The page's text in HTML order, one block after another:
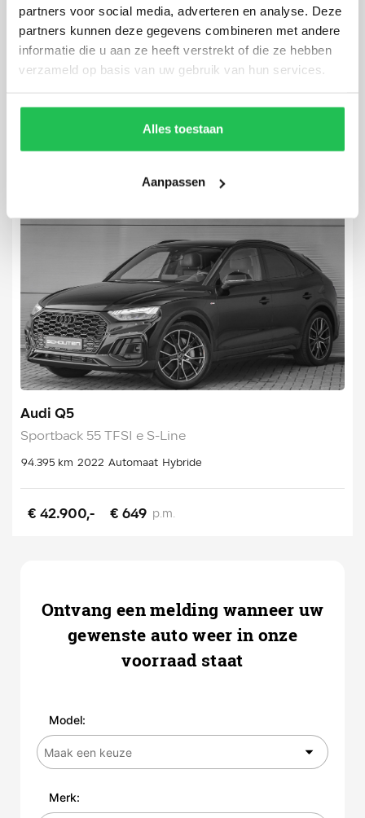
partners voor social media, adverteren en analyse. Deze
partners kunnen deze gegevens combineren met andere
informatie die u aan ze heeft verstrekt of die ze hebben
verzameld op basis van uw gebruik van hun services.
Alles toestaan
Aanpassen
Audi Q4 Sportback e-tron
50 Quattro S-Line 77 kWh
Audi Q5
Sportback 55 TFSI e S-Line
94.395 km 2022 Automaat Hybride
€ 42.900,- € 649 p.m.
Ontvang een melding wanneer uw
gewenste auto weer in onze
voorraad staat
Model:
Merk: